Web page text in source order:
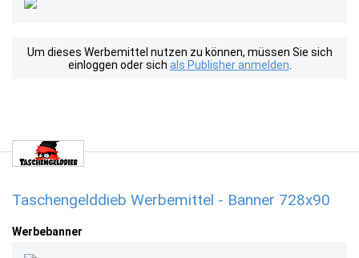
Um dieses Werbemittel nutzen zu können, müssen Sie sich
einloggen oder sich als Publisher anmelden
Taschengelddieb Werbemittel - Banner 728x90
Werbebanner